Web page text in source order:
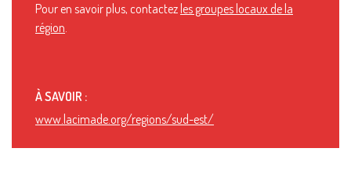
Pour en savoir plus, contactez les groupes locaux de la
région.
À SAVOIR :
www.lacimade.org/regions/sud-est/